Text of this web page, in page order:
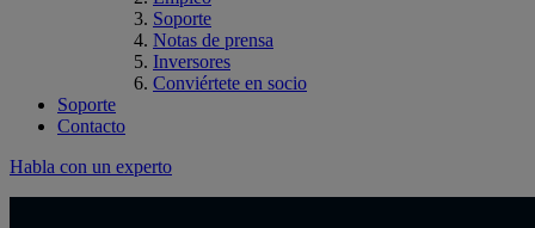
Soporte
Notas de prensa
Inversores
Conviértete en socio
Soporte
Contacto
Habla con un experto